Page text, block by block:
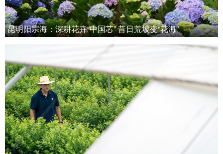
昆明阳宗海：深耕花卉“中国芯” 昔日荒坡变“花海”